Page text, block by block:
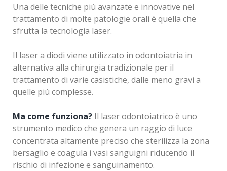
Una delle tecniche più avanzate e innovative nel
trattamento di molte patologie orali è quella che
sfrutta la tecnologia laser.
Il laser a diodi viene utilizzato in odontoiatria in
alternativa alla chirurgia tradizionale per il
trattamento di varie casistiche, dalle meno gravi a
quelle più complesse.
Ma come funziona? Il laser odontoiatrico è uno
strumento medico che genera un raggio di luce
concentrata altamente preciso che sterilizza la zona
bersaglio e coagula i vasi sanguigni riducendo il
rischio di infezione e sanguinamento.